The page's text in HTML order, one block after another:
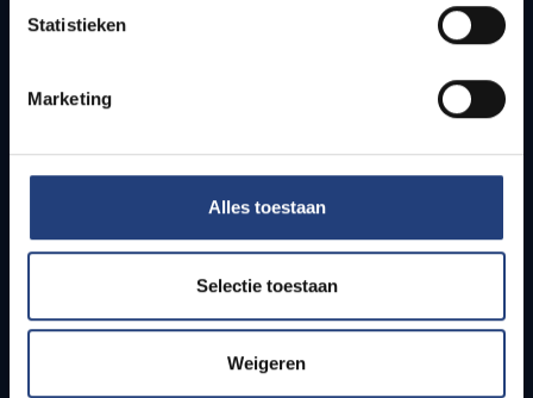
Statistieken
Marketing
Alles toestaan
Selectie toestaan
Weigeren
Bereikbaarheid
Studenten
PhD-studenten
Leerkrachten en secundaire scholen